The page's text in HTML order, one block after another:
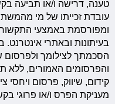
טענה, דרישה ו/או תביעה
עובדת זכייתו של מי
ומפורסמת באמצעי
בעיתונות ובאתרי
הסכמתך לצילומך
והפרסומים האמורים, ללא
קידום, שיווק, פרסום ויחסי
מעניקת הפרס ו/או פרוגי